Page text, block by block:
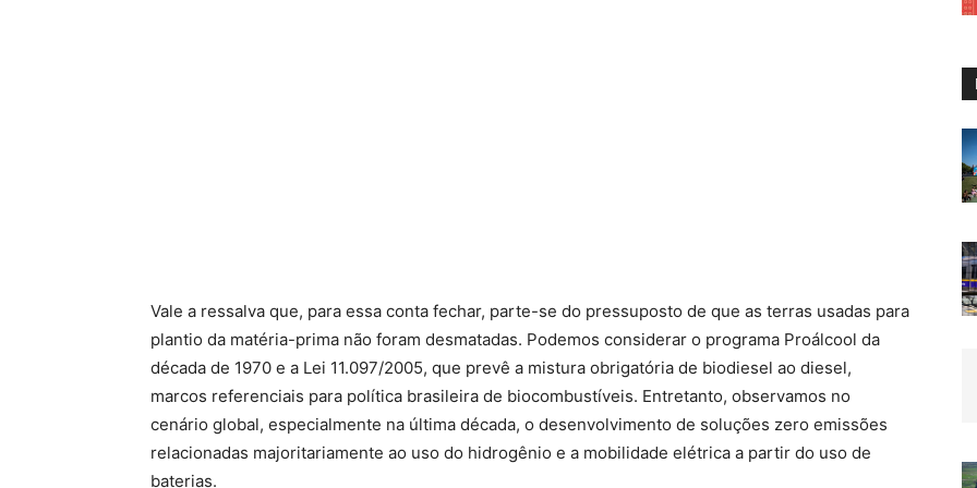
Vale a ressalva que, para essa conta fechar, parte-se do pressuposto de que as terras usadas para
plantio da matéria-prima não foram desmatadas. Podemos considerar o programa Proálcool da
década de 1970 e a Lei 11.097/2005, que prevê a mistura obrigatória de biodiesel ao diesel,
marcos referenciais para política brasileira de biocombustíveis. Entretanto, observamos no
cenário global, especialmente na última década, o desenvolvimento de soluções zero emissões
relacionadas majoritariamente ao uso do hidrogênio e a mobilidade elétrica a partir do uso de
baterias.